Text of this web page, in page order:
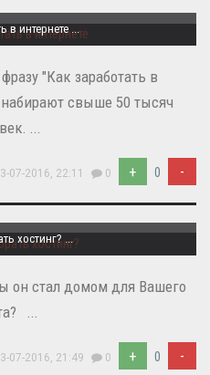
в интернете ...
"Как заработать в
свыше 50 тысяч
...
07-2016, 22:11 0 + 0 -
хостинг? ...
он стал домом для Вашего
...
07-2016, 21:49 0 + 0 -